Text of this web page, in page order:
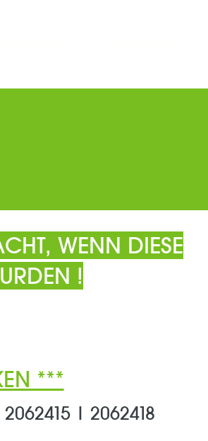
WENN DIESE
!
2062415 | 2062418
***